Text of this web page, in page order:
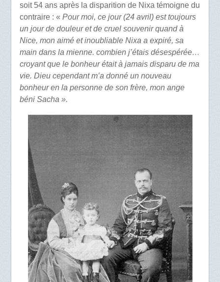
soit 54 ans après la disparition de Nixa témoigne du
contraire : « Pour moi, ce jour (24 avril) est toujours
un jour de douleur et de cruel souvenir quand à
Nice, mon aimé et inoubliable Nixa a expiré, sa
main dans la mienne. combien j’étais désespérée…
croyant que le bonheur était à jamais disparu de ma
vie. Dieu cependant m’a donné un nouveau
bonheur en la personne de son frère, mon ange
béni Sacha ».